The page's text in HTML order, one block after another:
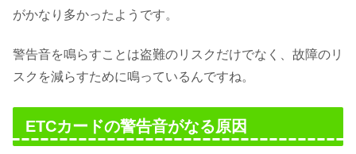
がかなり多かったようです。
警告音を鳴らすことは盗難のリスクだけでなく、故障のリ
スクを減らすために鳴っているんですね。
ETCカードの警告音がなる原因